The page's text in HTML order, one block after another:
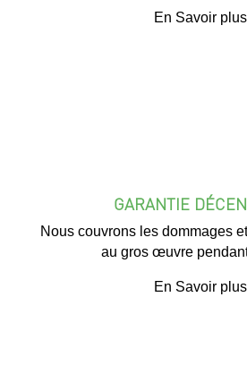
En Savoir plus
GARANTIE
Nous couvrons les dommages
au gros œuvre
En Savoir plus